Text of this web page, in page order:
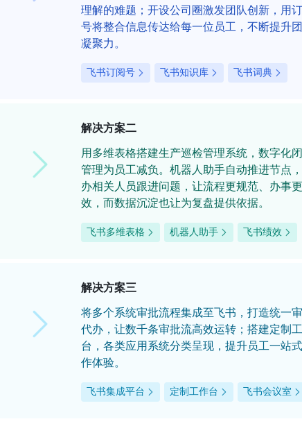
理解的难题；开设公司圈激发团队创新，用
号将整合信息传达给每一位员工，不断提升
凝聚力。
飞书订阅号 飞书知识库 飞书词典
解决方案二
用多维表格搭建生产巡检管理系统，数字化
管理为员工减负。机器人助手自动推进节点
办相关人员跟进问题，让流程更规范、办事
效，而数据沉淀也让为复盘提供依据。
飞书多维表格 机器人助手 飞书绩效
解决方案三
将多个系统审批流程集成至飞书，打造统一
代办，让数千条审批流高效运转；搭建定制
台，各类应用系统分类呈现，提升员工一站
作体验。
飞书集成平台 定制工作台 飞书会议室